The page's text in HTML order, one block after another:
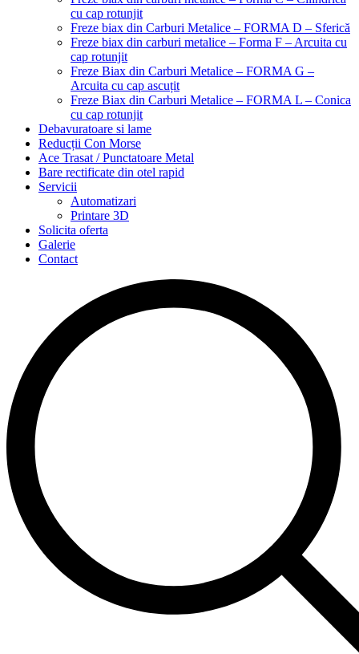
cu cap rotunjit
Freze biax din Carburi Metalice – FORMA D – Sferică
Freze biax din carburi metalice – Forma F – Arcuita cu
cap rotunjit
Freze Biax din Carburi Metalice – FORMA G –
Arcuita cu cap ascuțit
Freze Biax din Carburi Metalice – FORMA L – Conica
cu cap rotunjit
Debavuratoare si lame
Reducții Con Morse
Ace Trasat / Punctatoare Metal
Bare rectificate din otel rapid
Servicii
Automatizari
Printare 3D
Solicita oferta
Galerie
Contact